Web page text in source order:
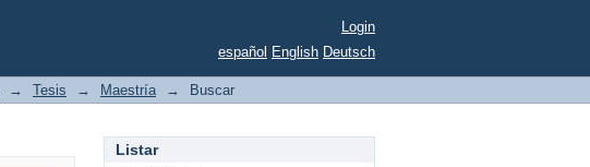
Login
español English Deutsch
→ Tesis → Maestría → Buscar
Listar